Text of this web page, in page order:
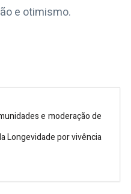
e otimismo.
e moderação de
Longevidade por vivência